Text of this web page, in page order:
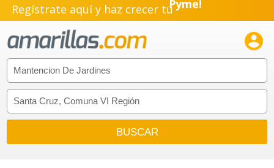
Regístrate aquí y haz crecer tuEmprendimiento!
